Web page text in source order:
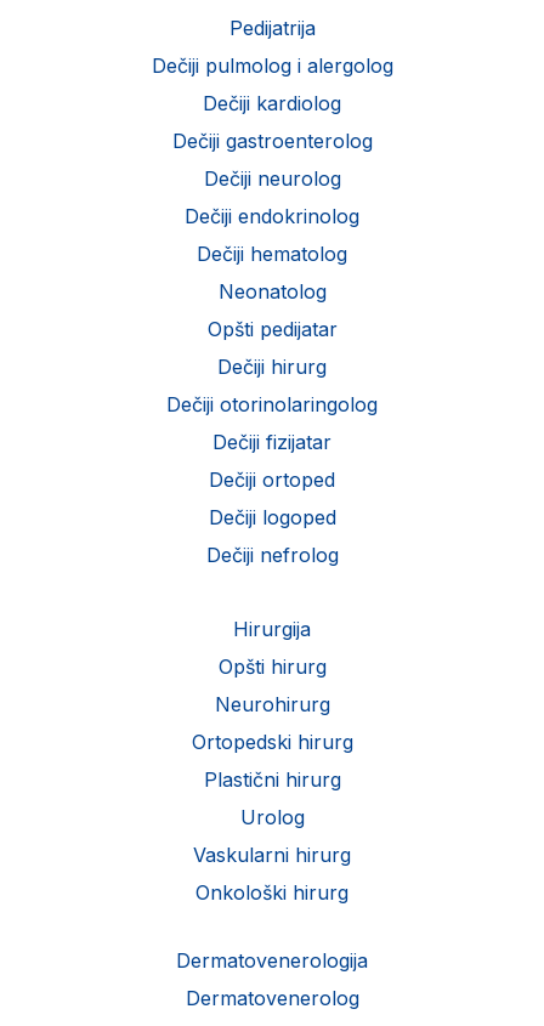
Pedijatrija
Dečiji pulmolog i alergolog
Dečiji kardiolog
Dečiji gastroenterolog
Dečiji neurolog
Dečiji endokrinolog
Dečiji hematolog
Neonatolog
Opšti pedijatar
Dečiji hirurg
Dečiji otorinolaringolog
Dečiji fizijatar
Dečiji ortoped
Dečiji logoped
Dečiji nefrolog
Hirurgija
Opšti hirurg
Neurohirurg
Ortopedski hirurg
Plastični hirurg
Urolog
Vaskularni hirurg
Onkološki hirurg
Dermatovenerologija
Dermatovenerolog